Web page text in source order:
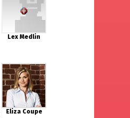
Lex Medlin
Eliza Coupe